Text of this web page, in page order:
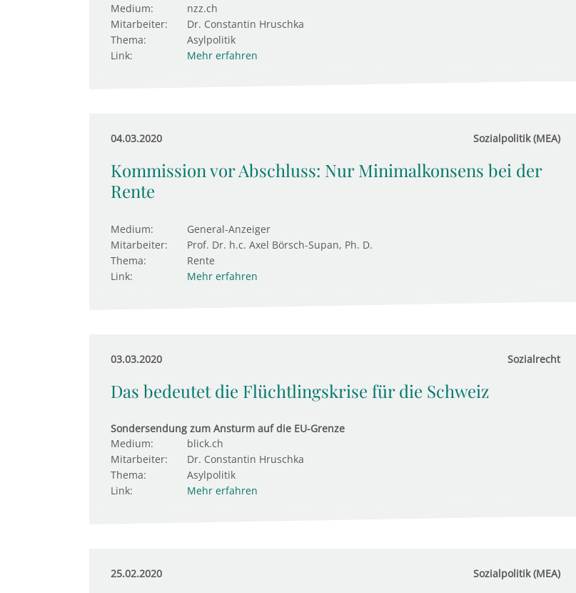
Medium:
nzz.ch
Mitarbeiter:
Dr. Constantin Hruschka
Thema:
Asylpolitik
Link:
Mehr erfahren
04.03.2020 Sozialpolitik (MEA)
Kommission vor Abschluss: Nur Minimalkonsens bei der
Rente
Medium:
General-Anzeiger
Mitarbeiter:
Prof. Dr. h.c. Axel Börsch-Supan, Ph. D.
Thema:
Rente
Link:
Mehr erfahren
03.03.2020 Sozialrecht
Das bedeutet die Flüchtlingskrise für die Schweiz
Sondersendung zum Ansturm auf die EU-Grenze
Medium:
blick.ch
Mitarbeiter:
Dr. Constantin Hruschka
Thema:
Asylpolitik
Link:
Mehr erfahren
25.02.2020 Sozialpolitik (MEA)